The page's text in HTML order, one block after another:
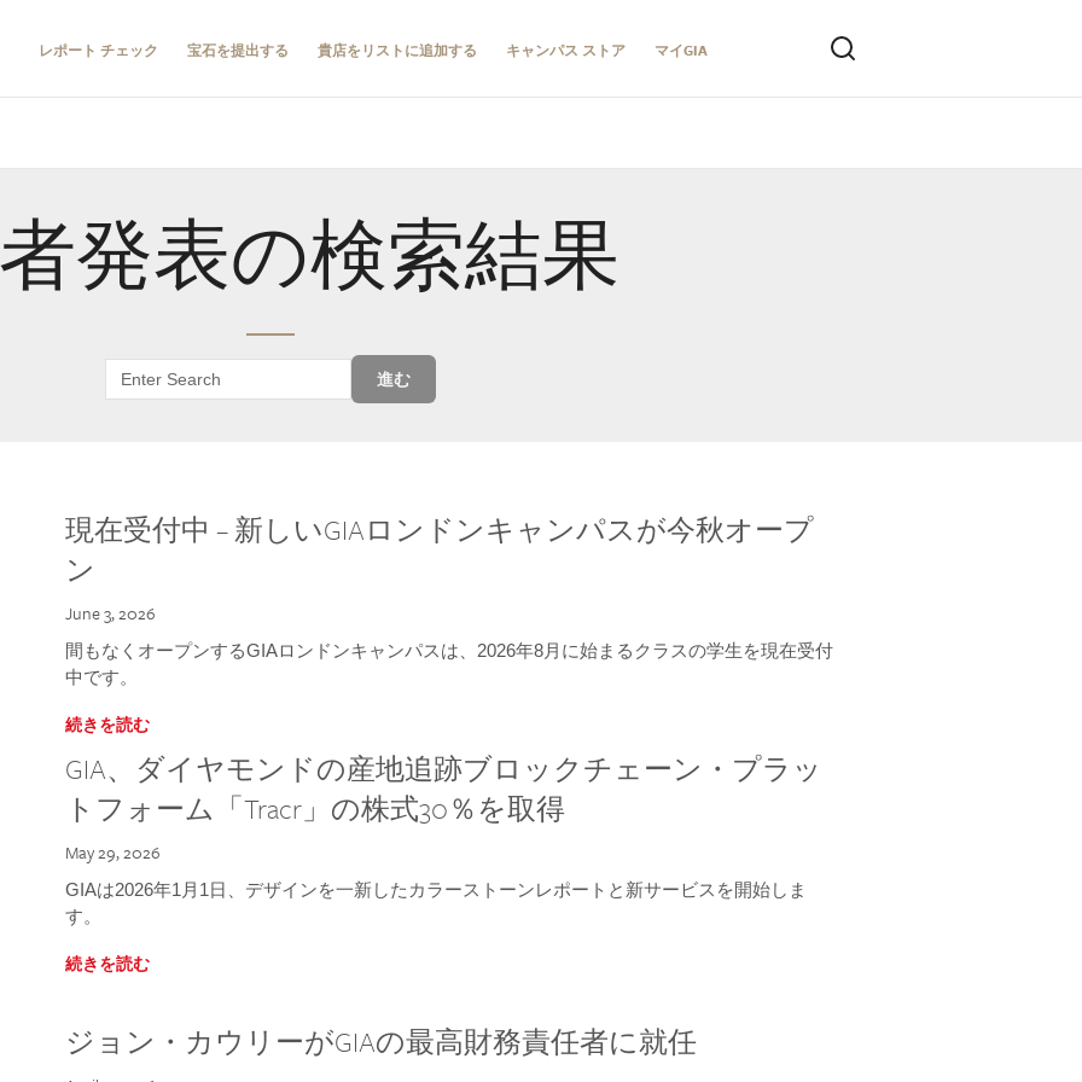
レポート チェック 宝石を提出する 貴店をリストに追加する キャンパス ストア マイGIA
発表の検索結果
進む
現在受付中 – 新しいGIAロンドンキャンパスが今秋オープ
ン
June 3, 2026
間もなくオープンするGIAロンドンキャンパスは、2026年8月に始まるクラスの学生を現在受付
中です。
続きを読む
GIA、ダイヤモンドの産地追跡ブロックチェーン・プラッ
トフォーム「Tracr」の株式30％を取得
May 29, 2026
GIAは2026年1月1日、デザインを一新したカラーストーンレポートと新サービスを開始しま
す。
続きを読む
ジョン・カウリーがGIAの最高財務責任者に就任